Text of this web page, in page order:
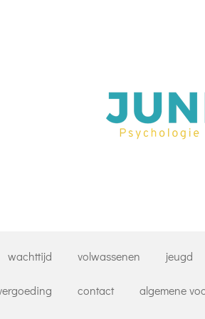
wachttijd volwassenen jeugd
contact algemene